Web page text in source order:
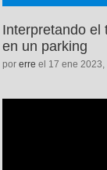
Interpretando el
en un parking
por erre el 17 ene 2023,